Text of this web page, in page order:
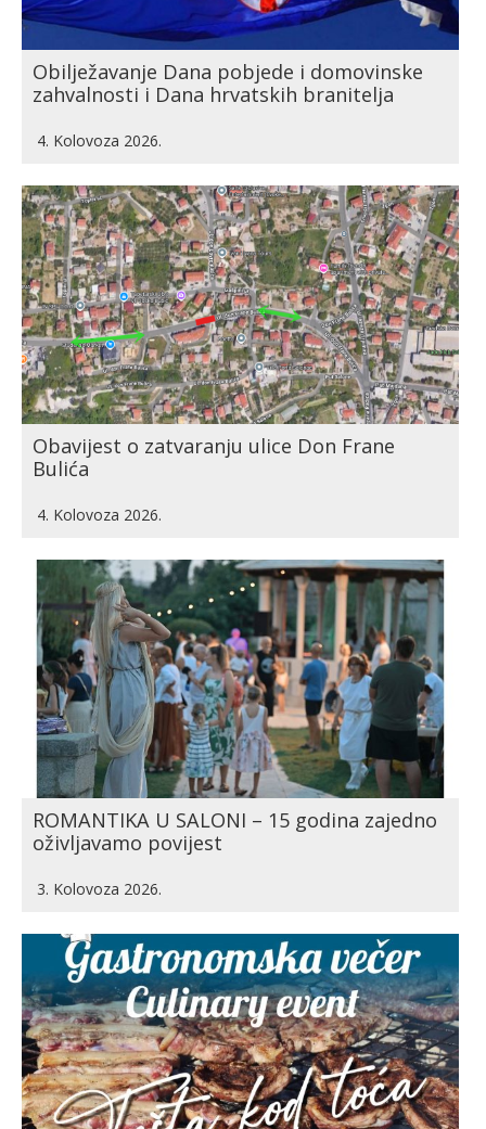
Obilježavanje Dana pobjede i domovinske
zahvalnosti i Dana hrvatskih branitelja
4. Kolovoza 2026.
Obavijest o zatvaranju ulice Don Frane
Bulića
4. Kolovoza 2026.
ROMANTIKA U SALONI – 15 godina zajedno
oživljavamo povijest
3. Kolovoza 2026.